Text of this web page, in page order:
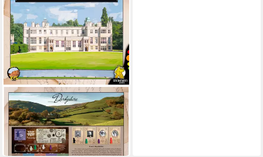
PEGASUS
Spiel Pegasus Obsession,
Brettspiel
72,11 €
in 3-4 Werktagen bei dir